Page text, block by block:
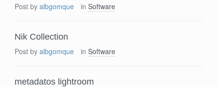
Post by albgomque in Software
Nik Collection
Post by albgomque in Software
metadatos lightroom